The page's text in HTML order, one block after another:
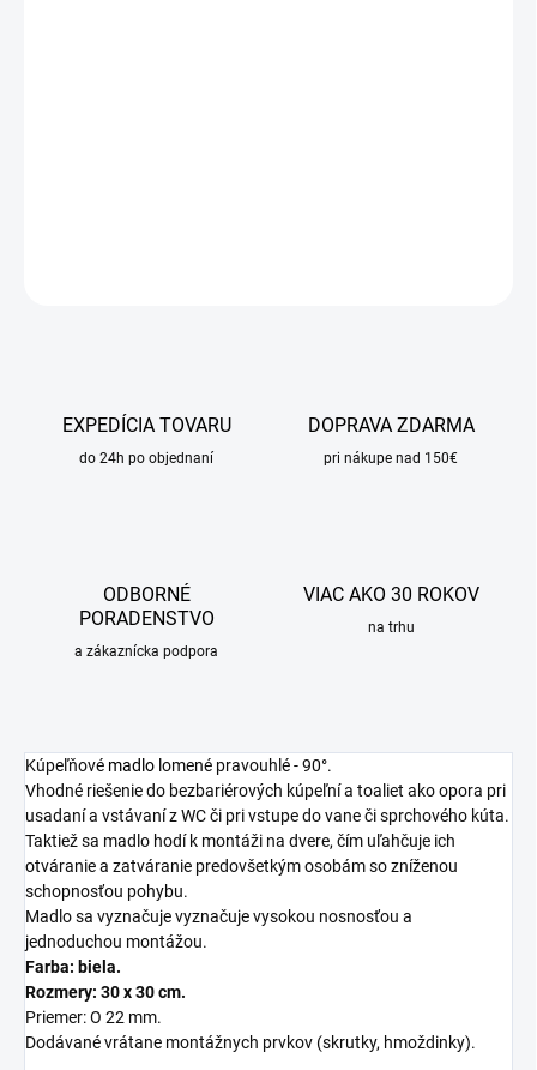
EXPEDÍCIA TOVARU
do 24h po objednaní
DOPRAVA ZDARMA
pri nákupe nad 150€
ODBORNÉ
PORADENSTVO
a zákaznícka podpora
VIAC AKO 30 ROKOV
na trhu
Kúpeľňové madlo lomené pravouhlé - 90°.
Vhodné riešenie do bezbariérových kúpeľní a toaliet ako opora pri
usadaní a vstávaní z WC či pri vstupe do vane či sprchového kúta.
Taktiež sa madlo hodí k montáži na dvere, čím uľahčuje ich
otváranie a zatváranie predovšetkým osobám so zníženou
schopnosťou pohybu.
Madlo sa vyznačuje vyznačuje vysokou nosnosťou a
jednoduchou montážou.
Farba: biela.
Rozmery: 30 x 30 cm.
Priemer: O 22 mm.
Dodávané vrátane montážnych prvkov (skrutky, hmoždinky).